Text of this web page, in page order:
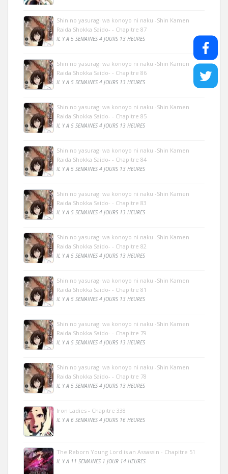
Shin no yasuragi wa konoyo ni naku -Shin Kamen
Raida Shokka Saido- - Chapitre 87
IL Y A 5 SEMAINES 4 JOURS 13 HEURES
Shin no yasuragi wa konoyo ni naku -Shin Kamen
Raida Shokka Saido- - Chapitre 86
IL Y A 5 SEMAINES 4 JOURS 13 HEURES
Shin no yasuragi wa konoyo ni naku -Shin Kamen
Raida Shokka Saido- - Chapitre 85
IL Y A 5 SEMAINES 4 JOURS 13 HEURES
Shin no yasuragi wa konoyo ni naku -Shin Kamen
Raida Shokka Saido- - Chapitre 84
IL Y A 5 SEMAINES 4 JOURS 13 HEURES
Shin no yasuragi wa konoyo ni naku -Shin Kamen
Raida Shokka Saido- - Chapitre 83
IL Y A 5 SEMAINES 4 JOURS 13 HEURES
Shin no yasuragi wa konoyo ni naku -Shin Kamen
Raida Shokka Saido- - Chapitre 82
IL Y A 5 SEMAINES 4 JOURS 13 HEURES
Shin no yasuragi wa konoyo ni naku -Shin Kamen
Raida Shokka Saido- - Chapitre 81
IL Y A 5 SEMAINES 4 JOURS 13 HEURES
Shin no yasuragi wa konoyo ni naku -Shin Kamen
Raida Shokka Saido- - Chapitre 79
IL Y A 5 SEMAINES 4 JOURS 13 HEURES
Shin no yasuragi wa konoyo ni naku -Shin Kamen
Raida Shokka Saido- - Chapitre 78
IL Y A 5 SEMAINES 4 JOURS 13 HEURES
Iron Ladies - Chapitre 338
IL Y A 6 SEMAINES 4 JOURS 16 HEURES
The Reborn Young Lord is an Assassin - Chapitre 51
IL Y A 11 SEMAINES 1 JOUR 14 HEURES